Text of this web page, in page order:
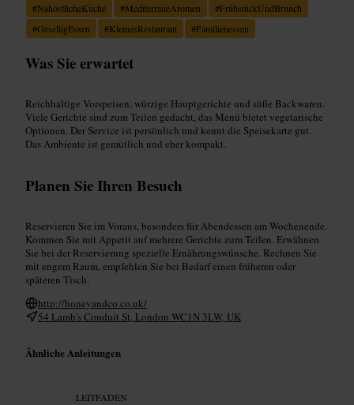
#NahöstlicheKüche #MediterraneAromen #FrühstückUndBrunch
#GeselligEssen #KleinesRestaurant #Familienessen
Was Sie erwartet
Reichhaltige Vorspeisen, würzige Hauptgerichte und süße Backwaren.
Viele Gerichte sind zum Teilen gedacht, das Menü bietet vegetarische
Optionen. Der Service ist persönlich und kennt die Speisekarte gut.
Das Ambiente ist gemütlich und eher kompakt.
Planen Sie Ihren Besuch
Reservieren Sie im Voraus, besonders für Abendessen am Wochenende.
Kommen Sie mit Appetit auf mehrere Gerichte zum Teilen. Erwähnen
Sie bei der Reservierung spezielle Ernährungswünsche. Rechnen Sie
mit engem Raum, empfehlen Sie bei Bedarf einen früheren oder
späteren Tisch.
http://honeyandco.co.uk/
54 Lamb's Conduit St, London WC1N 3LW, UK
Ähnliche Anleitungen
LEITFADEN